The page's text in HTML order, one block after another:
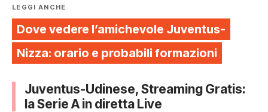
LEGGI ANCHE
Dove vedere l’amichevole Juventus-
Nizza: orario e probabili formazioni
Juventus-Udinese, Streaming Gratis:
la Serie A in diretta Live